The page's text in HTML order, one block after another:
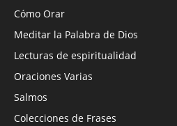
Cómo Orar
Meditar la Palabra de Dios
Lecturas de espiritualidad
Oraciones Varias
Salmos
Colecciones de Frases